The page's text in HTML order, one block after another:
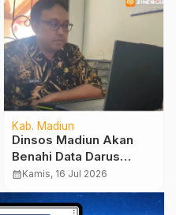
Kab. Madiun
Dinsos Madiun Akan
Benahi Data Darus
Salam, Warga Miskin
yang Terganjal ‘Desil
Tinggi’
calendar_monthKamis, 16 Jul 2026